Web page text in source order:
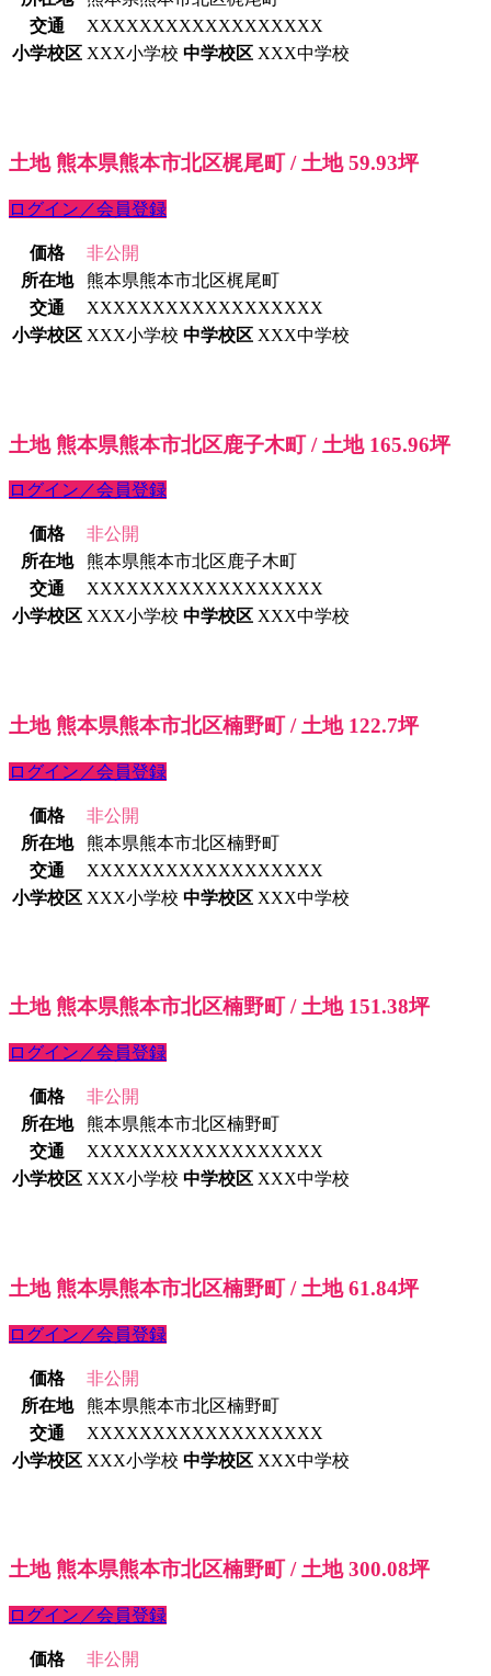
交通
XXXXXXXXXXXXXXXXXX
小学校区 XXX小学校 中学校区 XXX中学校
土地 熊本県熊本市北区梶尾町 / 土地 59.93坪
ログイン／会員登録
価格
非公開
所在地
熊本県熊本市北区梶尾町
交通
XXXXXXXXXXXXXXXXXX
小学校区 XXX小学校 中学校区 XXX中学校
土地 熊本県熊本市北区鹿子木町 / 土地 165.96坪
ログイン／会員登録
価格
非公開
所在地
熊本県熊本市北区鹿子木町
交通
XXXXXXXXXXXXXXXXXX
小学校区 XXX小学校 中学校区 XXX中学校
土地 熊本県熊本市北区楠野町 / 土地 122.7坪
ログイン／会員登録
価格
非公開
所在地
熊本県熊本市北区楠野町
交通
XXXXXXXXXXXXXXXXXX
小学校区 XXX小学校 中学校区 XXX中学校
土地 熊本県熊本市北区楠野町 / 土地 151.38坪
ログイン／会員登録
価格
非公開
所在地
熊本県熊本市北区楠野町
交通
XXXXXXXXXXXXXXXXXX
小学校区 XXX小学校 中学校区 XXX中学校
土地 熊本県熊本市北区楠野町 / 土地 61.84坪
ログイン／会員登録
価格
非公開
所在地
熊本県熊本市北区楠野町
交通
XXXXXXXXXXXXXXXXXX
小学校区 XXX小学校 中学校区 XXX中学校
土地 熊本県熊本市北区楠野町 / 土地 300.08坪
ログイン／会員登録
価格
非公開